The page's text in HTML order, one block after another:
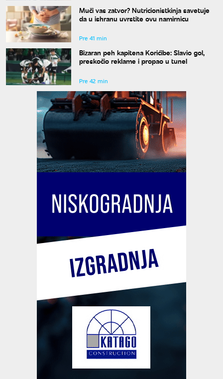
Muči vas zatvor? Nutricionistkinja savetuje
da u ishranu uvrstite ovu namirnicu
Pre 41 min
Bizaran peh kapitena Korićibe: Slavio gol,
preskočio reklame i propao u tunel
Pre 42 min